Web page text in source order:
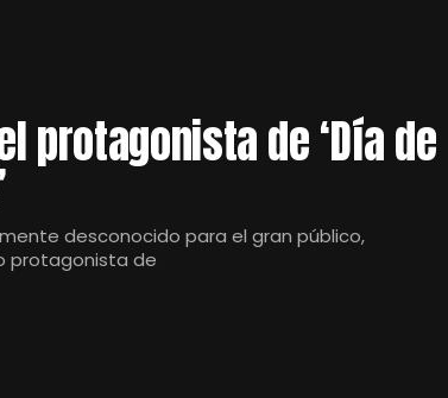
protagonista de ‘Día de
desconocido para el gran público,
protagonista de